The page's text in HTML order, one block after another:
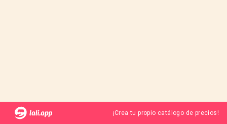
¡Crea tu propio catálogo de precios!